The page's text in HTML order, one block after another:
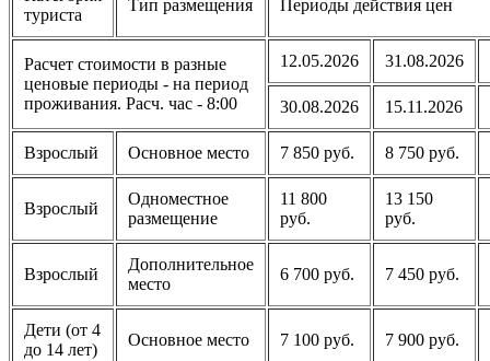
туриста
Тип размещения Периоды действия цен
Расчет стоимости в разные
ценовые периоды - на период
проживания. Расч. час - 8:00
12.05.2026 31.08.2026
30.08.2026 15.11.2026
Взрослый Основное место 7 850 руб. 8 750 руб.
Взрослый
Одноместное
размещение
11 800
руб.
13 150
руб.
Взрослый
Дополнительное
место
6 700 руб. 7 450 руб.
Дети (от 4
до 14 лет)
Основное место 7 100 руб. 7 900 руб.